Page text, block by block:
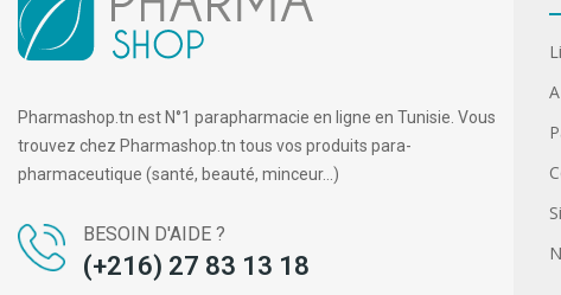
Pharmashop.tn est N°1 parapharmacie en ligne en Tunisie. Vous
trouvez chez Pharmashop.tn tous vos produits para-
pharmaceutique (santé, beauté, minceur...)
BESOIN D'AIDE ?
(+216) 27 83 13 18